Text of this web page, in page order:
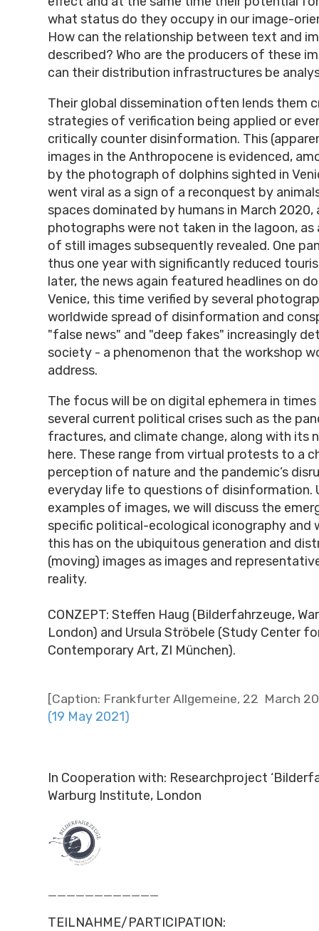
what status do they occupy in our image-
How can the relationship between text and
described? Who are the producers of these
can their distribution infrastructures be
Their global dissemination often lends them
strategies of verification being applied or
critically counter disinformation. This
images in the Anthropocene is evidenced,
by the photograph of dolphins sighted in
went viral as a sign of a reconquest by
spaces dominated by humans in March
photographs were not taken in the lagoon,
of still images subsequently revealed. One
thus one year with significantly reduced
later, the news again featured headlines on
Venice, this time verified by several
worldwide spread of disinformation and
"false news" and "deep fakes" increasingly
society - a phenomenon that the workshop
address.
The focus will be on digital ephemera in
several current political crises such as the
fractures, and climate change, along with its
here. These range from virtual protests to a
perception of nature and the pandemic’s
everyday life to questions of disinformation.
examples of images, we will discuss the
specific political-ecological iconography and
this has on the ubiquitous generation and
(moving) images as images and
reality.
CONZEPT: Steffen Haug (Bilderfahrzeuge,
London) and Ursula Ströbele (Study Center
Contemporary Art, ZI München).
[Caption: Frankfurter Allgemeine, 22 March
(19 May 2021)
In Cooperation with: Researchproject
Warburg Institute, London
TEILNAHME/PARTICIPATION: